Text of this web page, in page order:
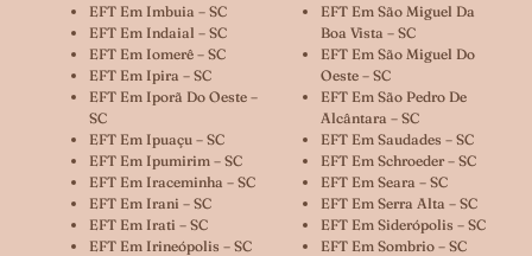
EFT Em Imbuia – SC
EFT Em Indaial – SC
EFT Em Iomerê – SC
EFT Em Ipira – SC
EFT Em Iporã Do Oeste –
SC
EFT Em Ipuaçu – SC
EFT Em Ipumirim – SC
EFT Em Iraceminha – SC
EFT Em Irani – SC
EFT Em Irati – SC
EFT Em Irineópolis – SC
EFT Em São Miguel Da
Boa Vista – SC
EFT Em São Miguel Do
Oeste – SC
EFT Em São Pedro De
Alcântara – SC
EFT Em Saudades – SC
EFT Em Schroeder – SC
EFT Em Seara – SC
EFT Em Serra Alta – SC
EFT Em Siderópolis – SC
EFT Em Sombrio – SC